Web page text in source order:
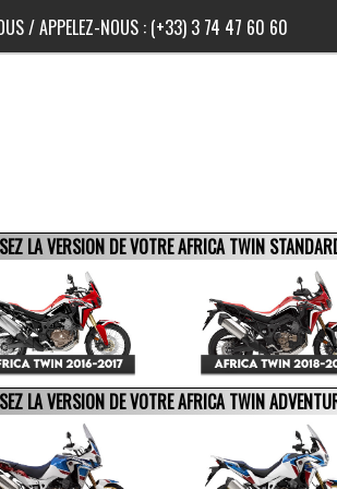
/ APPELEZ-NOUS : (+33) 3 74 47 60 60
LA VERSION DE VOTRE AFRICA TWIN
LA VERSION DE VOTRE AFRICA TWIN